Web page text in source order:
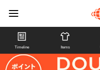
Timeline Items